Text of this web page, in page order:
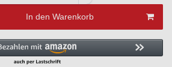
In den Warenkorb